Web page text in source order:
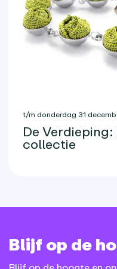
t/m donderdag 31
De Verdieping:
collectie
Blijf op de